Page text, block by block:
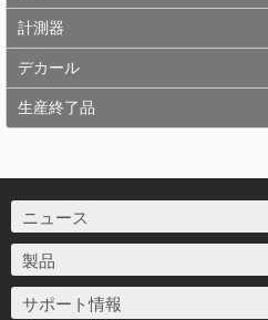
計測器
デカール
生産終了品
ニュース
製品
サポート情報